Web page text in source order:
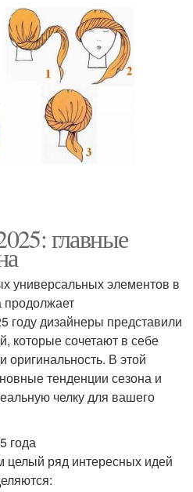
главные
универсальных элементов в
продолжает
году дизайнеры представили
которые сочетают в себе
оригинальность. В этой
тенденции сезона и
челку для вашего
года
ряд интересных идей